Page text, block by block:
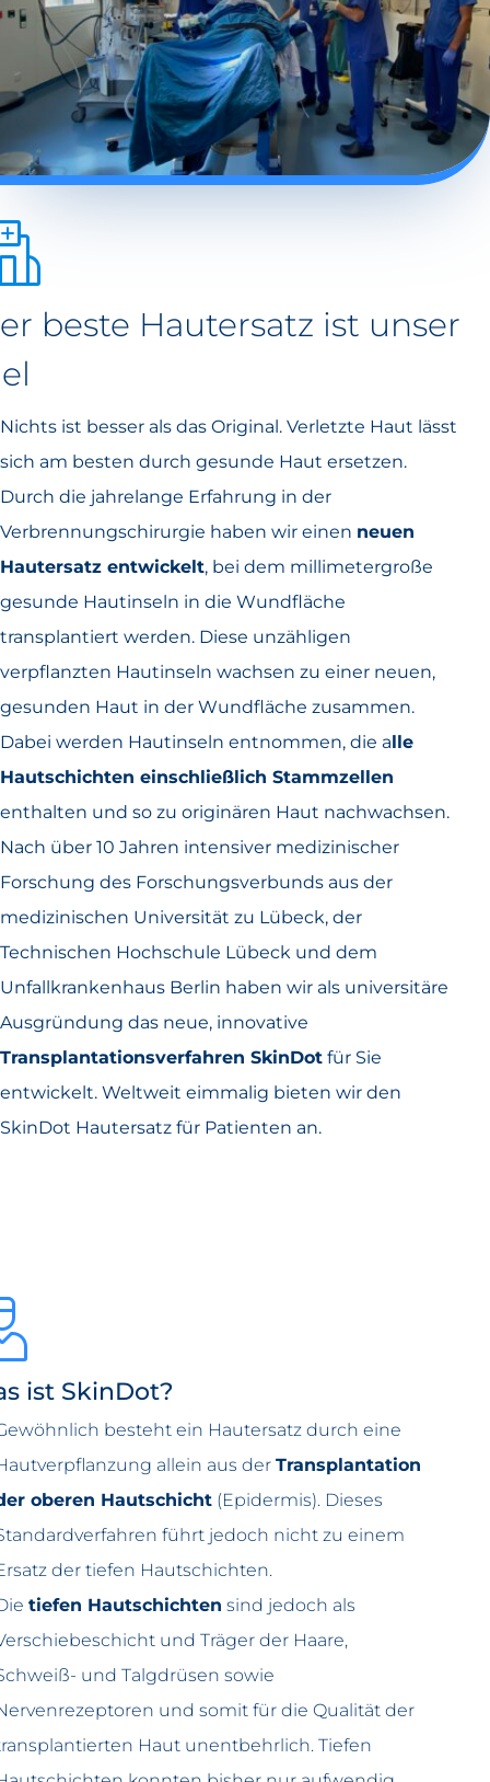
beste Hautersatz ist unser
Nichts ist besser als das Original. Verletzte Haut lässt
sich am besten durch gesunde Haut ersetzen.
Durch die jahrelange Erfahrung in der
Verbrennungschirurgie haben wir einen neuen
Hautersatz entwickelt, bei dem millimetergroße
gesunde Hautinseln in die Wundfläche
transplantiert werden. Diese unzähligen
verpflanzten Hautinseln wachsen zu einer neuen,
gesunden Haut in der Wundfläche zusammen.
Dabei werden Hautinseln entnommen, die alle
Hautschichten einschließlich Stammzellen
enthalten und so zu originären Haut nachwachsen.
Nach über 10 Jahren intensiver medizinischer
Forschung des Forschungsverbunds aus der
medizinischen Universität zu Lübeck, der
Technischen Hochschule Lübeck und dem
Unfallkrankenhaus Berlin haben wir als universitäre
Ausgründung das neue, innovative
Transplantationsverfahren SkinDot für Sie
entwickelt. Weltweit eimmalig bieten wir den
SkinDot Hautersatz für Patienten an.
ist SkinDot?
besteht ein Hautersatz durch eine
allein aus der Transplantation
oberen Hautschicht (Epidermis). Dieses
führt jedoch nicht zu einem
der tiefen Hautschichten.
tiefen Hautschichten sind jedoch als
und Träger der Haare,
und Talgdrüsen sowie
und somit für die Qualität der
Haut unentbehrlich. Tiefen